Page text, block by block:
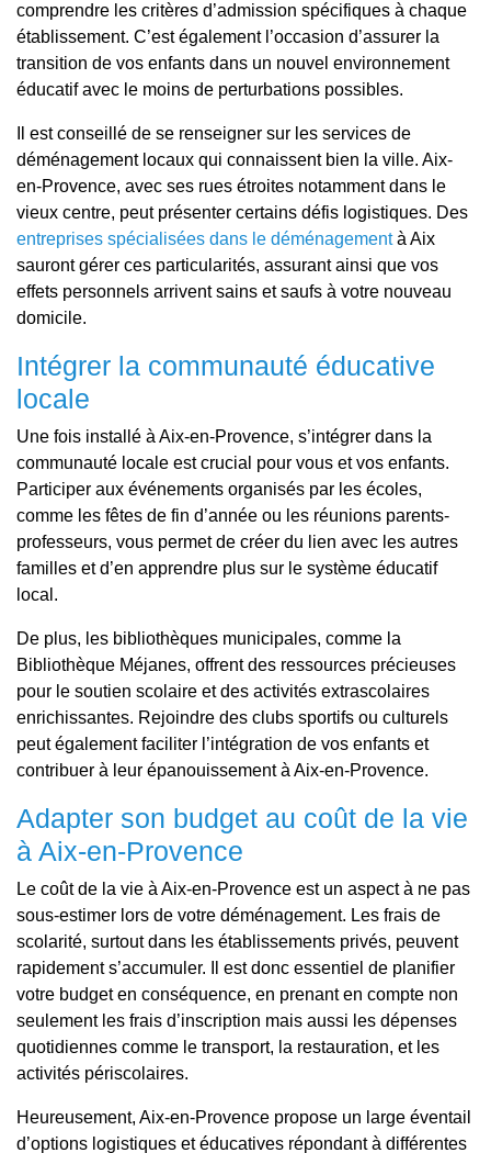
comprendre les critères d’admission spécifiques à chaque
établissement. C’est également l’occasion d’assurer la
transition de vos enfants dans un nouvel environnement
éducatif avec le moins de perturbations possibles.
Il est conseillé de se renseigner sur les services de
déménagement locaux qui connaissent bien la ville. Aix-
en-Provence, avec ses rues étroites notamment dans le
vieux centre, peut présenter certains défis logistiques. Des
entreprises spécialisées dans le déménagementà Aix
sauront gérer ces particularités, assurant ainsi que vos
effets personnels arrivent sains et saufs à votre nouveau
domicile.
Intégrer la communauté éducative
locale
Une fois installé à Aix-en-Provence, s’intégrer dans la
communauté locale est crucial pour vous et vos enfants.
Participer aux événements organisés par les écoles,
comme les fêtes de fin d’année ou les réunions parents-
professeurs, vous permet de créer du lien avec les autres
familles et d’en apprendre plus sur le système éducatif
local.
De plus, les bibliothèques municipales, comme la
Bibliothèque Méjanes, offrent des ressources précieuses
pour le soutien scolaire et des activités extrascolaires
enrichissantes. Rejoindre des clubs sportifs ou culturels
peut également faciliter l’intégration de vos enfants et
contribuer à leur épanouissement à Aix-en-Provence.
Adapter son budget au coût de la vie
à Aix-en-Provence
Le coût de la vie à Aix-en-Provence est un aspect à ne pas
sous-estimer lors de votre déménagement. Les frais de
scolarité, surtout dans les établissements privés, peuvent
rapidement s’accumuler. Il est donc essentiel de planifier
votre budget en conséquence, en prenant en compte non
seulement les frais d’inscription mais aussi les dépenses
quotidiennes comme le transport, la restauration, et les
activités périscolaires.
Heureusement, Aix-en-Provence propose un large éventail
d’options logistiques et éducatives répondant à différentes